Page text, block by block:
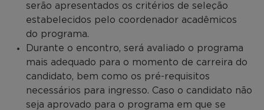
serão apresentados os critérios de seleção
estabelecidos pelo coordenador acadêmicos
do programa.
Durante o encontro, será avaliado o programa
mais adequado para o momento de carreira do
candidato, bem como os pré-requisitos
necessários para ingresso. Caso o candidato não
seja aprovado para o programa em que se